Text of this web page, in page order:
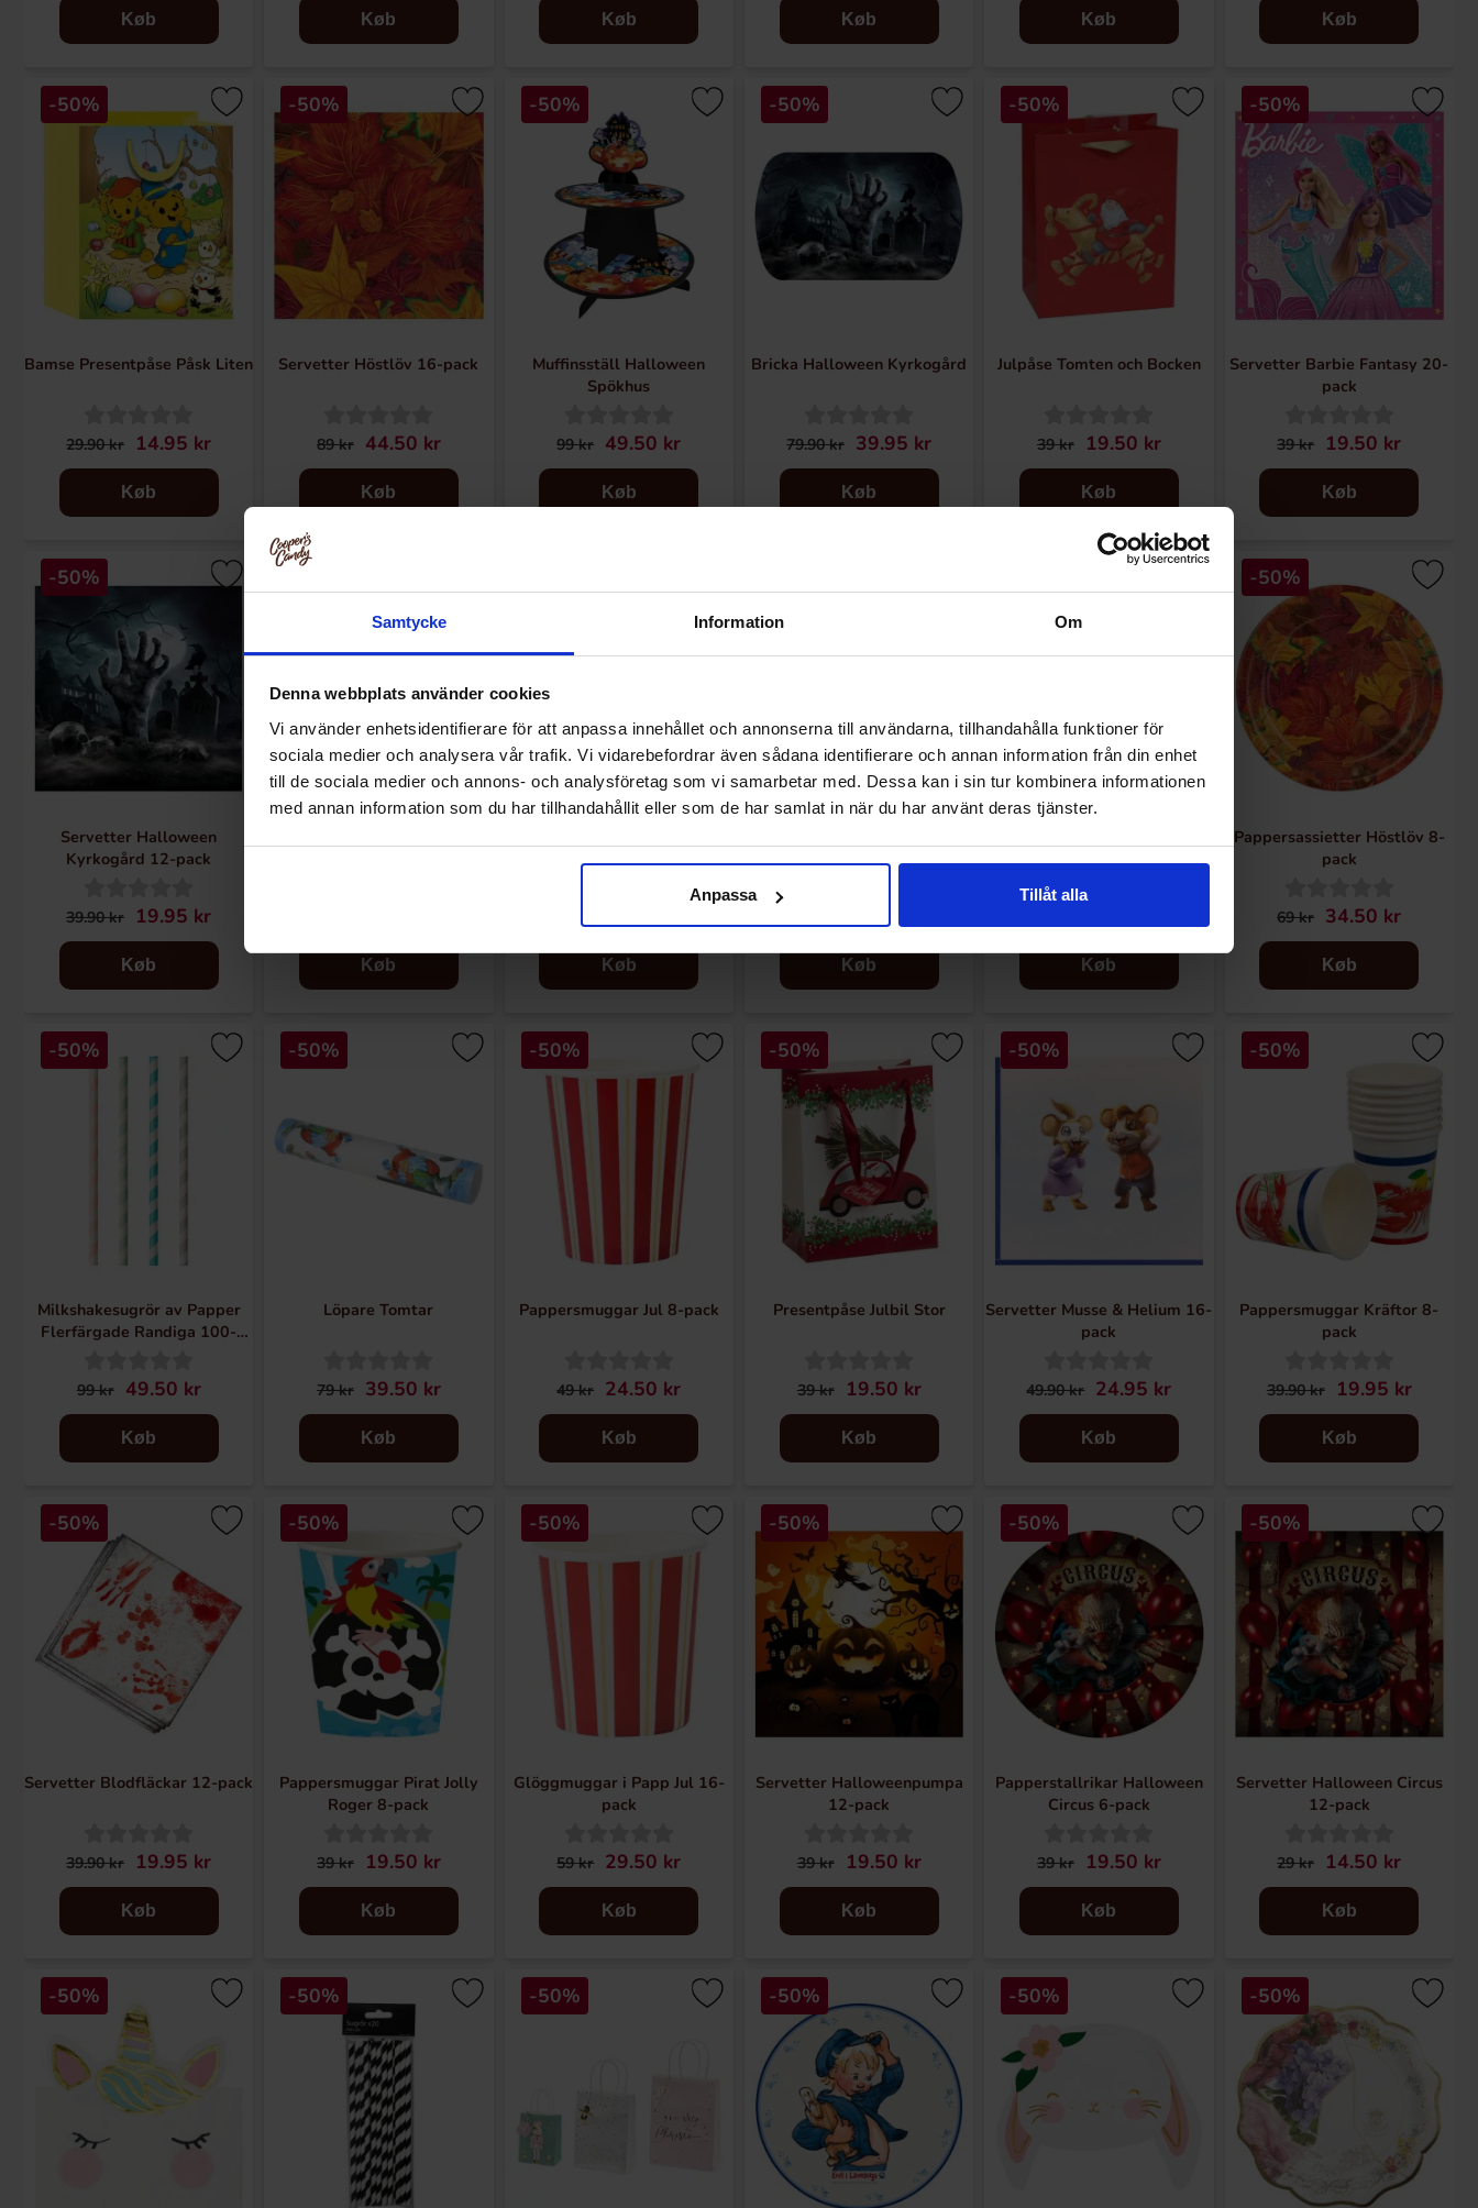
Samtycke Information Om
Denna webbplats använder cookies
Vi använder enhetsidentifierare för att anpassa innehållet och annonserna till användarna, tillhandahålla funktioner för
sociala medier och analysera vår trafik. Vi vidarebefordrar även sådana identifierare och annan information från din enhet
till de sociala medier och annons- och analysföretag som vi samarbetar med. Dessa kan i sin tur kombinera informationen
med annan information som du har tillhandahållit eller som de har samlat in när du har använt deras tjänster.
Anpassa Tillåt alla
Køb Køb Køb Køb Køb Køb
-50%
Bamse Presentpåse Påsk Liten
29.90 kr 14.95 kr
Køb
-50%
Servetter Höstlöv 16-pack
89 kr 44.50 kr
Køb
-50%
Muffinsställ Halloween
Spökhus
99 kr 49.50 kr
Køb
-50%
Bricka Halloween Kyrkogård
79.90 kr 39.95 kr
Køb
-50%
Julpåse Tomten och Bocken
39 kr 19.50 kr
Køb
-50%
Servetter Barbie Fantasy 20-
pack
39 kr 19.50 kr
Køb
-50%
Servetter Halloween
Kyrkogård 12-pack
39.90 kr 19.95 kr
Køb Køb
16-pack
Køb
pack
Køb
pack
Køb
-50%
Pappersassietter Höstlöv 8-
pack
69 kr 34.50 kr
Køb
-50%
Milkshakesugrör av Papper
Flerfärgade Randiga 100-
99 kr 49.50 kr
Køb
-50%
Löpare Tomtar
79 kr 39.50 kr
Køb
-50%
Pappersmuggar Jul 8-pack
49 kr 24.50 kr
Køb
-50%
Presentpåse Julbil Stor
39 kr 19.50 kr
Køb
-50%
Servetter Musse & Helium 16-
pack
49.90 kr 24.95 kr
Køb
-50%
Pappersmuggar Kräftor 8-
pack
39.90 kr 19.95 kr
Køb
-50%
Servetter Blodfläckar 12-pack
39.90 kr 19.95 kr
Køb
-50%
Pappersmuggar Pirat Jolly
Roger 8-pack
39 kr 19.50 kr
Køb
-50%
Glöggmuggar i Papp Jul 16-
pack
59 kr 29.50 kr
Køb
-50%
Servetter Halloweenpumpa
12-pack
39 kr 19.50 kr
Køb
-50%
Papperstallrikar Halloween
Circus 6-pack
39 kr 19.50 kr
Køb
-50%
Servetter Halloween Circus
12-pack
29 kr 14.50 kr
Køb
-50% -50% -50% -50% -50% -50%